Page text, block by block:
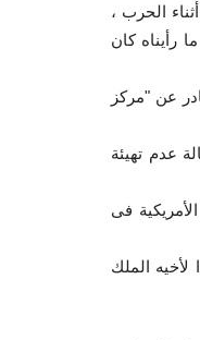
أثناء الحرب ،
رأيناه كان
عن "مركز
عدم تهيئة
فى
الملك